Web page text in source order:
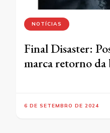
NOTÍCIAS
Final Disaster:
marca retorno da
6 DE SETEMBRO DE 2024